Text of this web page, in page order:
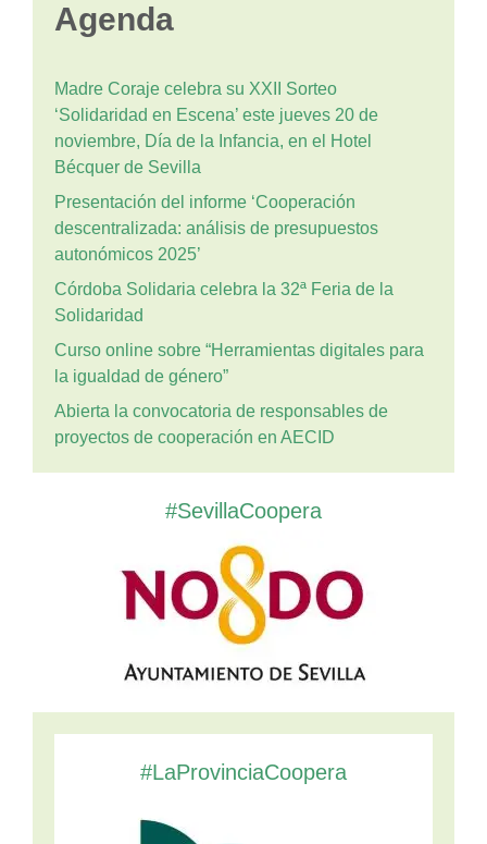
Agenda
Madre Coraje celebra su XXII Sorteo
‘Solidaridad en Escena’ este jueves 20 de
noviembre, Día de la Infancia, en el Hotel
Bécquer de Sevilla
Presentación del informe ‘Cooperación
descentralizada: análisis de presupuestos
autonómicos 2025’
Córdoba Solidaria celebra la 32ª Feria de la
Solidaridad
Curso online sobre “Herramientas digitales para
la igualdad de género”
Abierta la convocatoria de responsables de
proyectos de cooperación en AECID
#SevillaCoopera
#LaProvinciaCoopera